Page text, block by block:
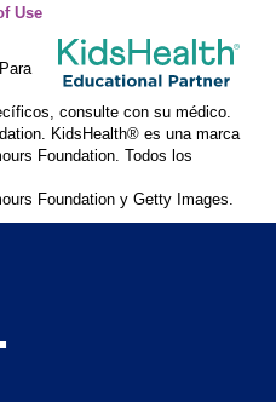
Use
consulte con su médico.
KidsHealth® es una marca
Foundation. Todos los
Foundation y Getty Images.